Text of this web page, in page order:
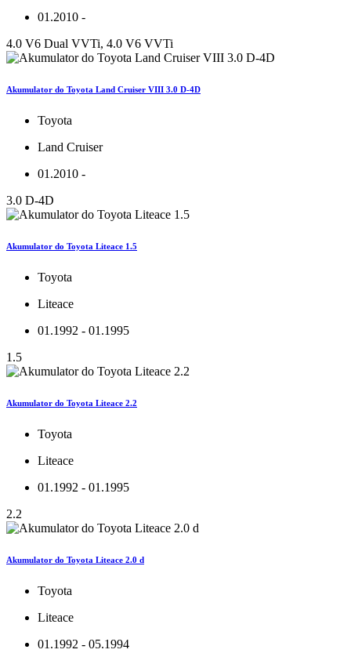
01.2010 -
4.0 V6 Dual VVTi, 4.0 V6 VVTi
Akumulator do Toyota Land Cruiser VIII 3.0 D-4D
Toyota
Land Cruiser
01.2010 -
3.0 D-4D
Akumulator do Toyota Liteace 1.5
Toyota
Liteace
01.1992 - 01.1995
1.5
Akumulator do Toyota Liteace 2.2
Toyota
Liteace
01.1992 - 01.1995
2.2
Akumulator do Toyota Liteace 2.0 d
Toyota
Liteace
01.1992 - 05.1994